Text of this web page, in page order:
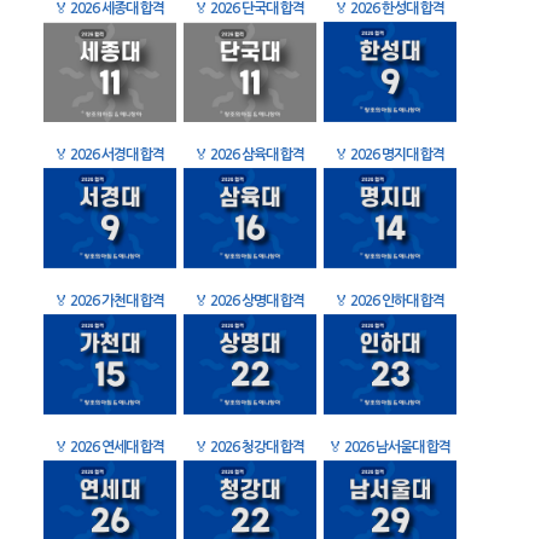
🏅 2026 세종대 합격 🏅 2026 단국대 합격 🏅 2026 한성대 합격
🏅 2026 서경대 합격 🏅 2026 삼육대 합격 🏅 2026 명지대 합격
🏅 2026 가천대 합격 🏅 2026 상명대 합격 🏅 2026 인하대 합격
🏅 2026 연세대 합격 🏅 2026 청강대 합격 🏅 2026 남서울대 합격